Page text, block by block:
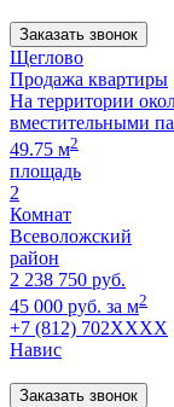
Заказать звонок
Щеглово
Продажа квартиры
На территории
вместительными
49.75 м2
площадь
2
Комнат
Всеволожский
район
2 238 750 руб.
45 000 руб. за м2
+7 (812) 702XXXX
Навис
Заказать звонок